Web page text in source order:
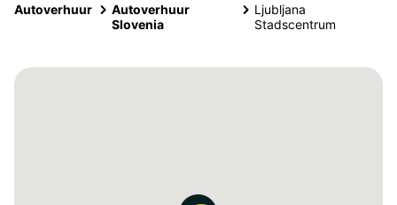
Autoverhuur
Autoverhuur
Slovenia
Ljubljana
Stadscentrum